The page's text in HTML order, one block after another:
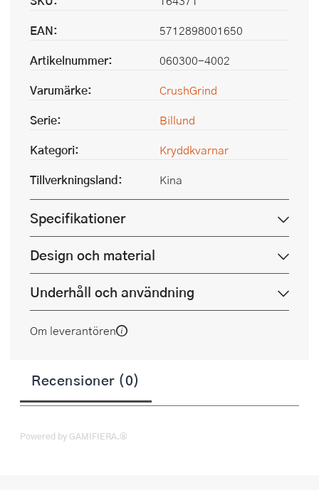
EAN:
5712898001650
Artikelnummer:
060300-4002
Varumärke:
CrushGrind
Serie:
Billund
Kategori:
Kryddkvarnar
Tillverkningsland:
Kina
Specifikationer
Design och material
Underhåll och användning
Om leverantören
Recensioner (0)
Powered by GAMIFIERA.®